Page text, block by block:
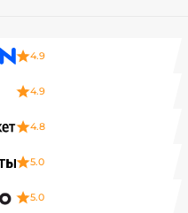
4.9
4.9
4.8
5.0
5.0